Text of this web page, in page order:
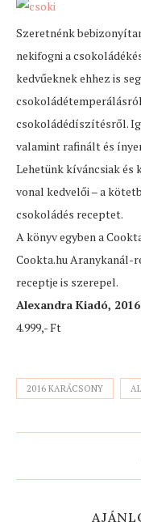
Szeretnénk
nekifogni a
kedvűeknek ehhez is
csokoládédíszítésről.
valamint rafinált és
Lehetünk kíváncsiak és
vonal kedvelői – a
csokoládés receptet.
A könyv egyben a
Cookta.hu Aranykanál-
receptje is szerepel.
Alexandra Kiadó,
4.999,- Ft
2016 KARÁCSONY